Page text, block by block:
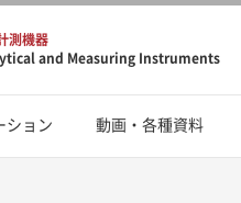
測機器
and Measuring Instruments
ション 動画・各種資料